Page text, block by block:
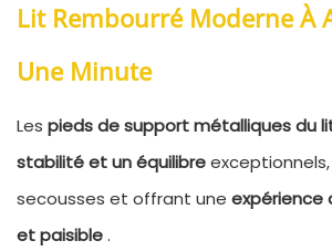
Lit Rembourré Moderne À
Une Minute
Les pieds de support métalliques du
stabilité et un équilibre
secousses et offrant une expérience
et paisible.